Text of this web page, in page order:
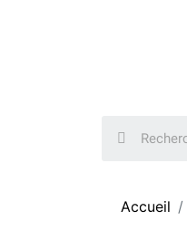
Accueil